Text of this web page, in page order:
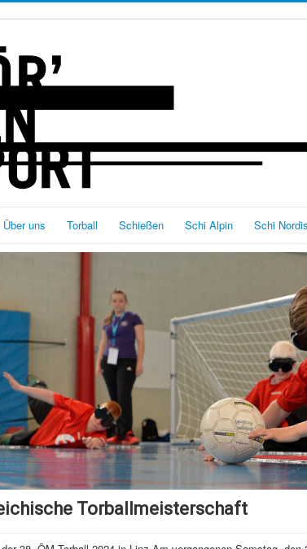
Über uns Torball Schießen Schi Alpin Schi
Torballmeisterschaft